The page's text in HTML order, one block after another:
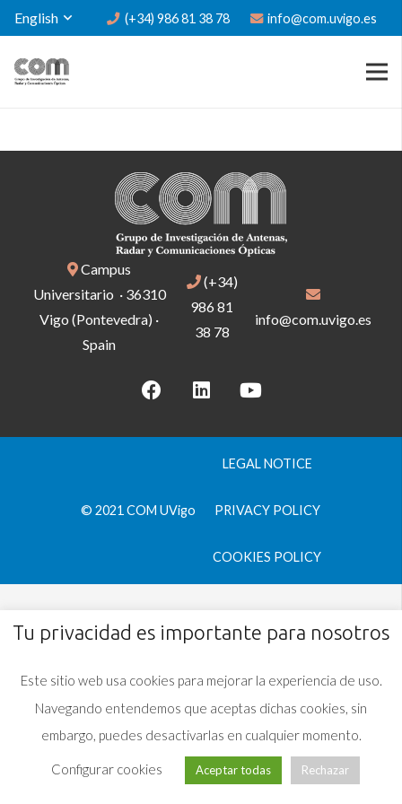
English (+34) 986 81 38 78 info@com.uvigo.es
Campus
Universitario · 36310
Vigo (Pontevedra) ·
Spain
(+34)
986 81
38 78
info@com.uvigo.es
© 2021 COM UVigo
LEGAL NOTICE
PRIVACY POLICY
COOKIES POLICY
Tu privacidad es importante para nosotros
Este sitio web usa cookies para mejorar la experiencia de uso.
Navegando entendemos que aceptas dichas cookies, sin
embargo, puedes desactivarlas en cualquier momento.
Configurar cookies Aceptar todas Rechazar